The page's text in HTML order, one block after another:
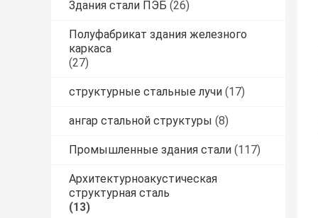
Здания стали ПЭБ (26)
Полуфабрикат здания железного
каркаса
(27)
структурные стальные лучи (17)
ангар стальной структуры (8)
Промышленные здания стали (117)
Архитектурноакустическая
структурная сталь
(13)